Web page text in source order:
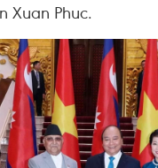
Xuan Phuc.